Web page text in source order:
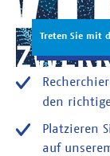
Treten Sie mit
den
Platzieren
auf